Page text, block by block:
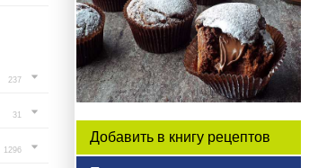
237
31
1296
Добавить в книгу рецептов